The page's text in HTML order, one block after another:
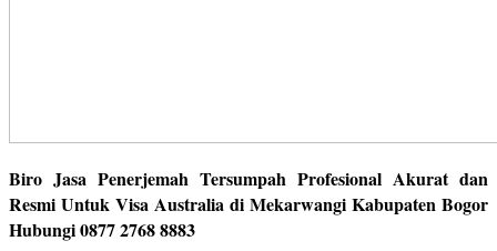
Biro Jasa Penerjemah Tersumpah Profesional Akurat dan
Resmi Untuk Visa Australia di Mekarwangi Kabupaten Bogor
Hubungi 0877 2768 8883